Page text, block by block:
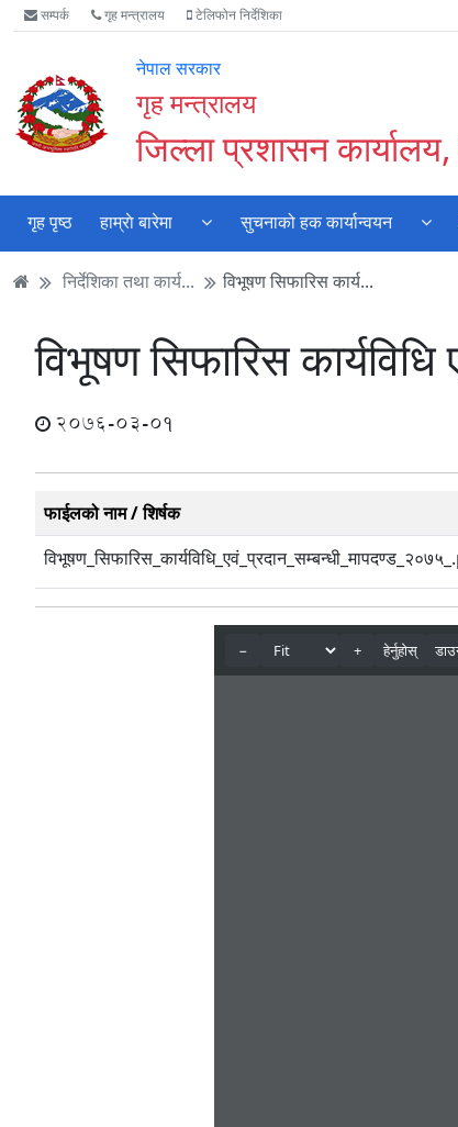
Accessibility
Mode
गर्नुहोस्
मुख्य
सामाग्री
मुख्य
नेभिगेसन
वेबसाइट
खोजमा
सम्पर्क गृह मन्त्रालय टेलिफोन निर्देशिका
नेपाल सरकार
गृह मन्त्रालय
जिल्ला प्रशासन
गृह पृष्ठ हाम्राे बारेमा सुचनाको हक कार्यान्वयन
निर्देशिका तथा कार्य... विभूषण सिफारिस कार्य...
विभूषण सिफारिस
2076-03-01
फाईलको नाम / शिर्षक